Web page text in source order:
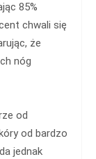
85%
chwali się
że
nóg
od
od bardzo
jednak